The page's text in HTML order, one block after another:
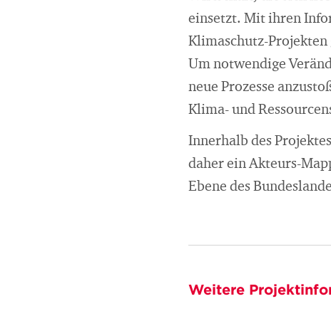
einsetzt. Mit ihren
Klimaschutz-
Um notwendige
neue Prozesse
Klima- und
Innerhalb des
daher ein Akteurs-
Ebene des
Weitere